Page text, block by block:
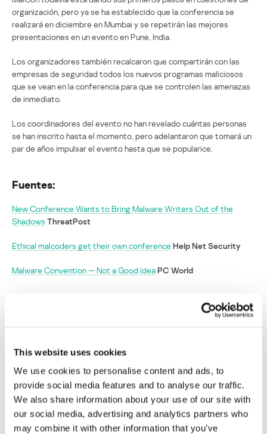
This website uses cookies
We use cookies to personalise content and ads, to
provide social media features and to analyse our traffic.
We also share information about your use of our site with
our social media, advertising and analytics partners who
may combine it with other information that you’ve
organización, pero ya se ha establecido que la conferencia se
realizará en diciembre en Mumbai y se repetirán las mejores
presentaciones en un evento en Pune, India.
Los organizadores también recalcaron que compartirán con las
empresas de seguridad todos los nuevos programas maliciosos
que se vean en la conferencia para que se controlen las amenazas
de inmediato.
Los coordinadores del evento no han revelado cuántas personas
se han inscrito hasta el momento, pero adelantaron que tomará un
par de años impulsar el evento hasta que se popularice.
Fuentes:
New Conference Wants to Bring Malware Writers Out of the
Shadows ThreatPost
Ethical malcoders get their own conference Help Net Security
Malware Convention — Not a Good IdeaPC World
MalCon: un nuevo evento para escritores de
malware crea controversia en el mundo de la
campos obligatorios están marcados con*